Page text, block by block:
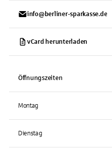
info@berliner-sparkasse.de
vCard herunterladen
Öffnungszeiten
Montag
Dienstag